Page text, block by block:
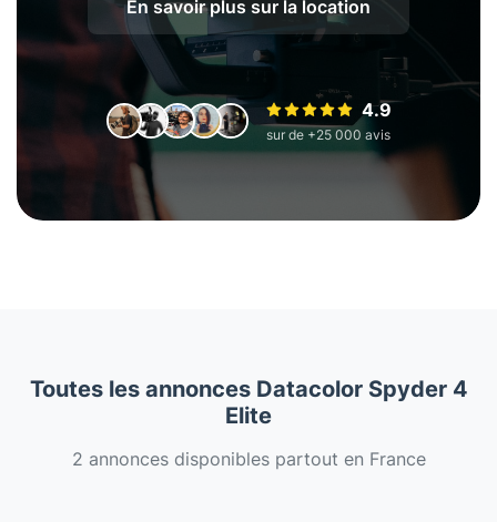
En savoir plus sur la location
4.9
sur de +25 000 avis
Toutes les annonces Datacolor Spyder 4
Elite
2 annonces disponibles partout en France